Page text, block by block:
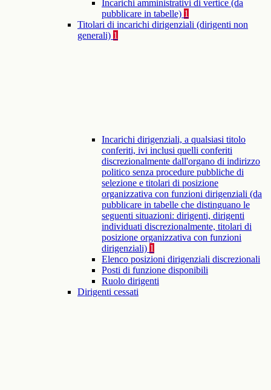
Incarichi amministrativi di vertice (da
pubblicare in tabelle) 1
Titolari di incarichi dirigenziali (dirigenti non
generali) 1
Incarichi dirigenziali, a qualsiasi titolo
conferiti, ivi inclusi quelli conferiti
discrezionalmente dall'organo di indirizzo
politico senza procedure pubbliche di
selezione e titolari di posizione
organizzativa con funzioni dirigenziali (da
pubblicare in tabelle che distinguano le
seguenti situazioni: dirigenti, dirigenti
individuati discrezionalmente, titolari di
posizione organizzativa con funzioni
dirigenziali) 1
Elenco posizioni dirigenziali discrezionali
Posti di funzione disponibili
Ruolo dirigenti
Dirigenti cessati